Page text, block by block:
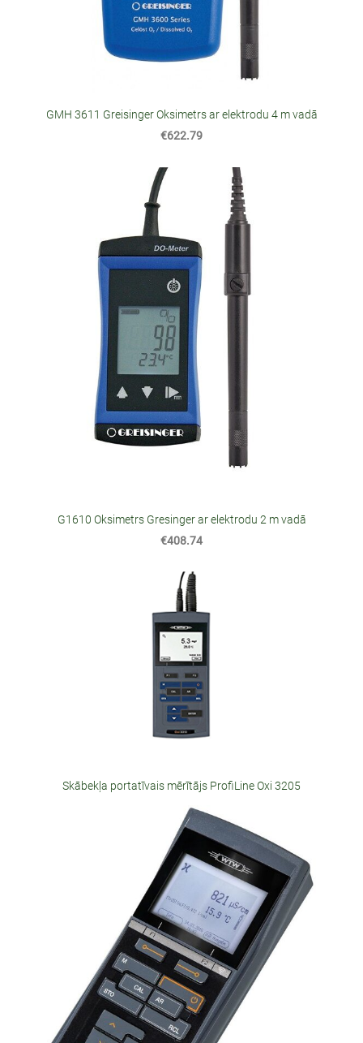
GMH 3611 Greisinger Oksimetrs ar elektrodu 4 m vadā
€622.79
G1610 Oksimetrs Gresinger ar elektrodu 2 m vadā
€408.74
Skābekļa portatīvais mērītājs ProfiLine Oxi 3205